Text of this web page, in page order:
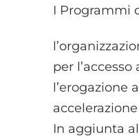
I Programmi
per
l’erogazione
In aggiunta